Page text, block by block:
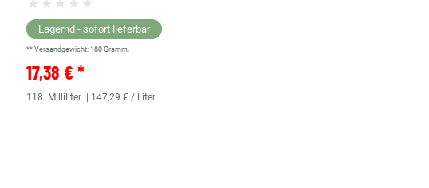
Lagernd - sofort lieferbar
** Versandgewicht:180 Gramm.
17,38 € *
118 Milliliter | 147,29 € / Liter